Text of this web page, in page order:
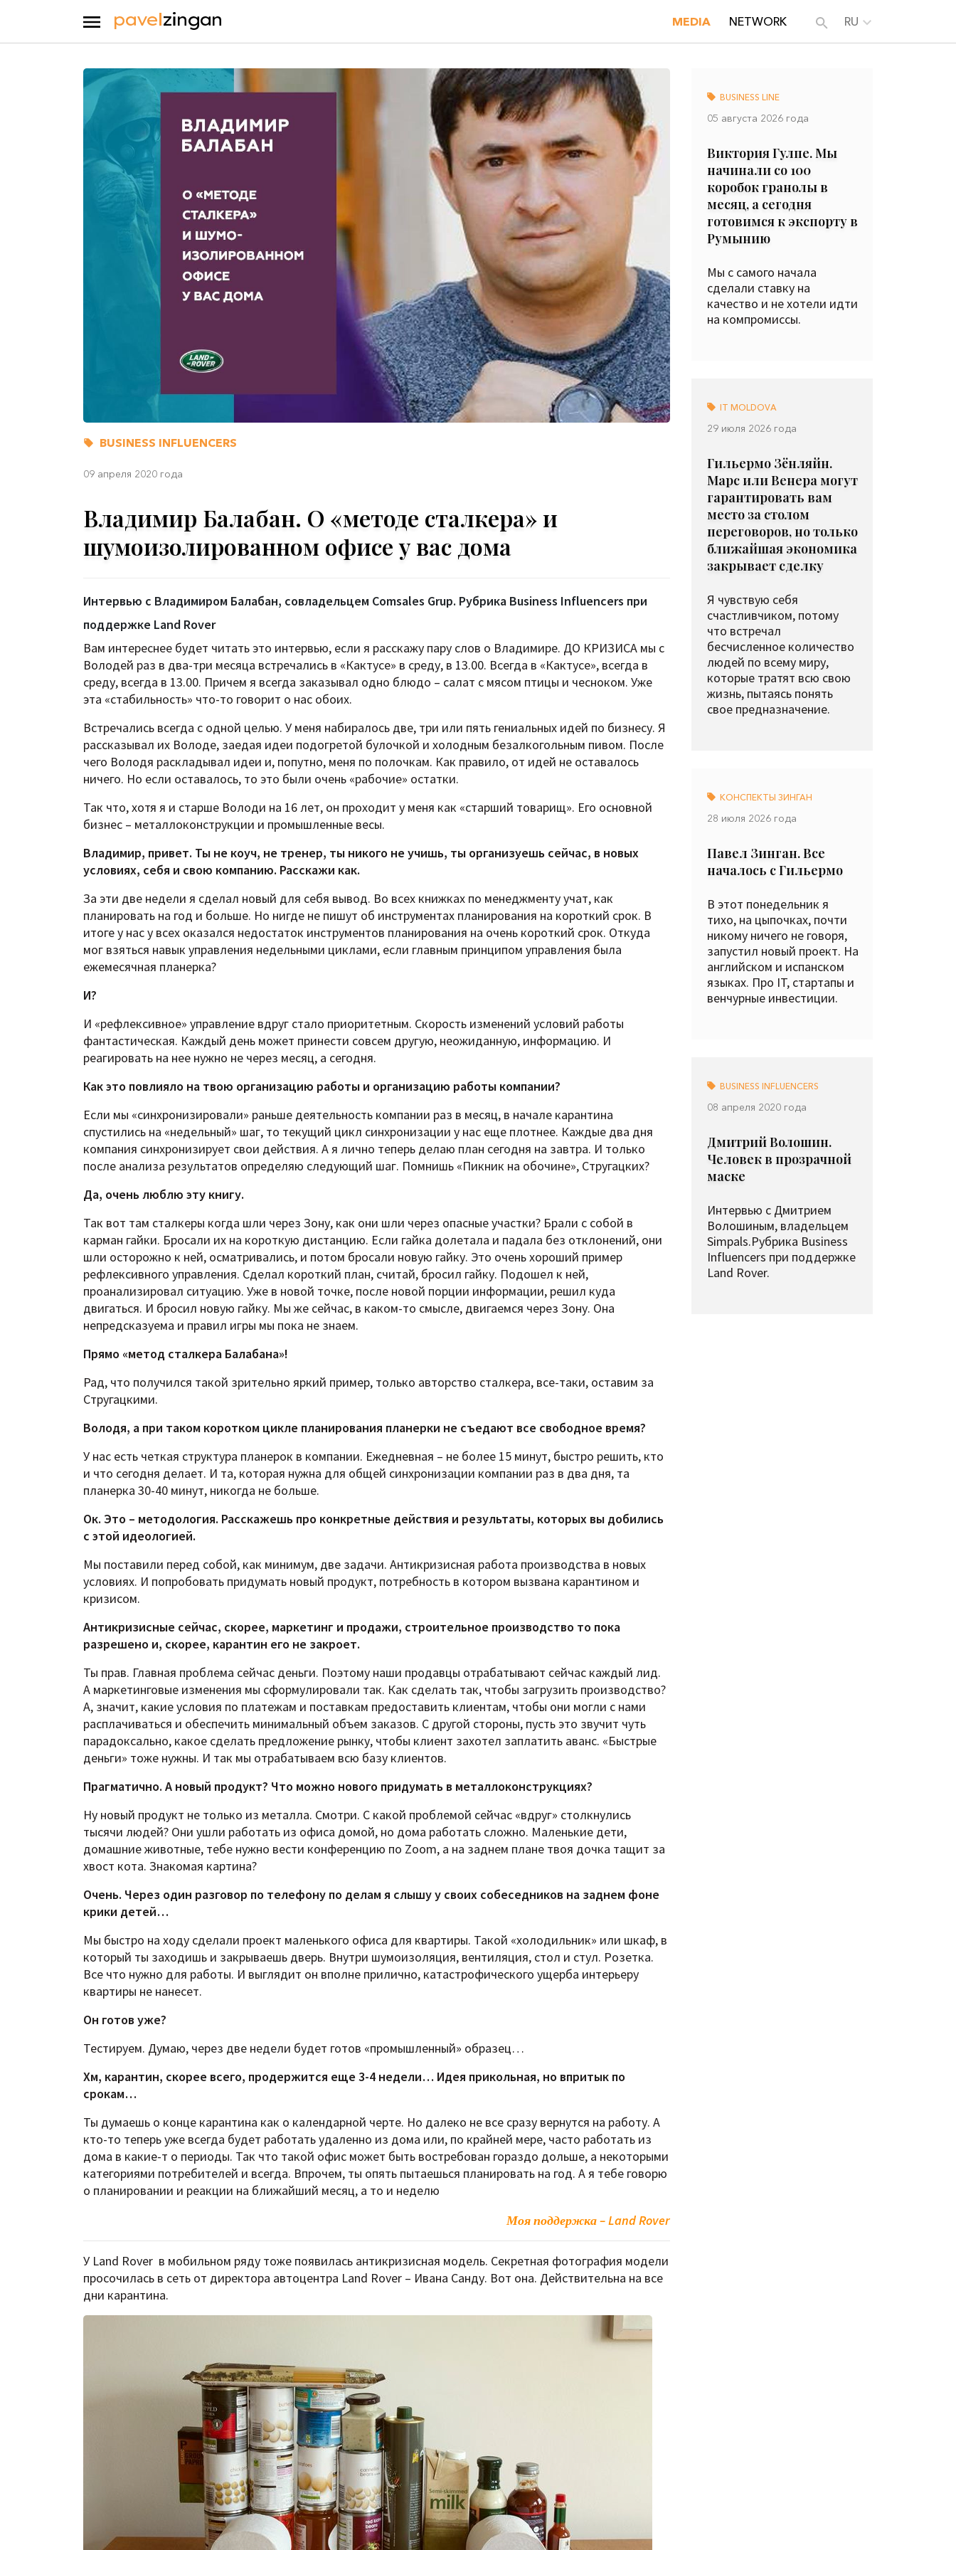
MEDIA NETWORK RU
BUSINESS INFLUENCERS
09 апреля 2020 года
Владимир Балабан. О «методе сталкера» и
шумоизолированном офисе у вас дома
Интервью с Владимиром Балабан, совладельцем Comsales Grup. Рубрика Business Influencers при
поддержке Land Rover
Вам интереснее будет читать это интервью, если я расскажу пару слов о Владимире. ДО КРИЗИСА мы с
Володей раз в два-три месяца встречались в «Кактусе» в среду, в 13.00. Всегда в «Кактусе», всегда в
среду, всегда в 13.00. Причем я всегда заказывал одно блюдо – салат с мясом птицы и чесноком. Уже
эта «стабильность» что-то говорит о нас обоих.
Встречались всегда с одной целью. У меня набиралось две, три или пять гениальных идей по бизнесу. Я
рассказывал их Володе, заедая идеи подогретой булочкой и холодным безалкогольным пивом. После
чего Володя раскладывал идеи и, попутно, меня по полочкам. Как правило, от идей не оставалось
ничего. Но если оставалось, то это были очень «рабочие» остатки.
Так что, хотя я и старше Володи на 16 лет, он проходит у меня как «старший товарищ». Его основной
бизнес – металлоконструкции и промышленные весы.
Владимир, привет. Ты не коуч, не тренер, ты никого не учишь, ты организуешь сейчас, в новых
условиях, себя и свою компанию. Расскажи как.
За эти две недели я сделал новый для себя вывод. Во всех книжках по менеджменту учат, как
планировать на год и больше. Но нигде не пишут об инструментах планирования на короткий срок. В
итоге у нас у всех оказался недостаток инструментов планирования на очень короткий срок. Откуда
мог взяться навык управления недельными циклами, если главным принципом управления была
ежемесячная планерка?
И?
И «рефлексивное» управление вдруг стало приоритетным. Скорость изменений условий работы
фантастическая. Каждый день может принести совсем другую, неожиданную, информацию. И
реагировать на нее нужно не через месяц, а сегодня.
Как это повлияло на твою организацию работы и организацию работы компании?
Если мы «синхронизировали» раньше деятельность компании раз в месяц, в начале карантина
спустились на «недельный» шаг, то текущий цикл синхронизации у нас еще плотнее. Каждые два дня
компания синхронизирует свои действия. А я лично теперь делаю план сегодня на завтра. И только
после анализа результатов определяю следующий шаг. Помнишь «Пикник на обочине», Стругацких?
Да, очень люблю эту книгу.
Так вот там сталкеры когда шли через Зону, как они шли через опасные участки? Брали с собой в
карман гайки. Бросали их на короткую дистанцию. Если гайка долетала и падала без отклонений, они
шли осторожно к ней, осматривались, и потом бросали новую гайку. Это очень хороший пример
рефлексивного управления. Сделал короткий план, считай, бросил гайку. Подошел к ней,
проанализировал ситуацию. Уже в новой точке, после новой порции информации, решил куда
двигаться. И бросил новую гайку. Мы же сейчас, в каком-то смысле, двигаемся через Зону. Она
непредсказуема и правил игры мы пока не знаем.
Прямо «метод сталкера Балабана»!
Рад, что получился такой зрительно яркий пример, только авторство сталкера, все-таки, оставим за
Стругацкими.
Володя, а при таком коротком цикле планирования планерки не съедают все свободное время?
У нас есть четкая структура планерок в компании. Ежедневная – не более 15 минут, быстро решить, кто
и что сегодня делает. И та, которая нужна для общей синхронизации компании раз в два дня, та
планерка 30-40 минут, никогда не больше.
Ок. Это – методология. Расскажешь про конкретные действия и результаты, которых вы добились
с этой идеологией.
Мы поставили перед собой, как минимум, две задачи. Антикризисная работа производства в новых
условиях. И попробовать придумать новый продукт, потребность в котором вызвана карантином и
кризисом.
Антикризисные сейчас, скорее, маркетинг и продажи, строительное производство то пока
разрешено и, скорее, карантин его не закроет.
Ты прав. Главная проблема сейчас деньги. Поэтому наши продавцы отрабатывают сейчас каждый лид.
А маркетинговые изменения мы сформулировали так. Как сделать так, чтобы загрузить производство?
А, значит, какие условия по платежам и поставкам предоставить клиентам, чтобы они могли с нами
расплачиваться и обеспечить минимальный объем заказов. С другой стороны, пусть это звучит чуть
парадоксально, какое сделать предложение рынку, чтобы клиент захотел заплатить аванс. «Быстрые
деньги» тоже нужны. И так мы отрабатываем всю базу клиентов.
Прагматично. А новый продукт? Что можно нового придумать в металлоконструкциях?
Ну новый продукт не только из металла. Смотри. С какой проблемой сейчас «вдруг» столкнулись
тысячи людей? Они ушли работать из офиса домой, но дома работать сложно. Маленькие дети,
домашние животные, тебе нужно вести конференцию по Zoom, а на заднем плане твоя дочка тащит за
хвост кота. Знакомая картина?
Очень. Через один разговор по телефону по делам я слышу у своих собеседников на заднем фоне
крики детей…
Мы быстро на ходу сделали проект маленького офиса для квартиры. Такой «холодильник» или шкаф, в
который ты заходишь и закрываешь дверь. Внутри шумоизоляция, вентиляция, стол и стул. Розетка.
Все что нужно для работы. И выглядит он вполне прилично, катастрофического ущерба интерьеру
квартиры не нанесет.
Он готов уже?
Тестируем. Думаю, через две недели будет готов «промышленный» образец…
Хм, карантин, скорее всего, продержится еще 3-4 недели… Идея прикольная, но впритык по
срокам…
Ты думаешь о конце карантина как о календарной черте. Но далеко не все сразу вернутся на работу. А
кто-то теперь уже всегда будет работать удаленно из дома или, по крайней мере, часто работать из
дома в какие-т о периоды. Так что такой офис может быть востребован гораздо дольше, а некоторыми
категориями потребителей и всегда. Впрочем, ты опять пытаешься планировать на год. А я тебе говорю
о планировании и реакции на ближайший месяц, а то и неделю
Моя поддержка – Land Rover
У Land Rover в мобильном ряду тоже появилась антикризисная модель. Секретная фотография модели
просочилась в сеть от директора автоцентра Land Rover – Ивана Санду. Вот она. Действительна на все
дни карантина.
BUSINESS LINE
05 августа 2026 года
Виктория Гулпе. Мы
начинали со 100
коробок гранолы в
месяц, а сегодня
готовимся к экспорту в
Румынию
Мы с самого начала
сделали ставку на
качество и не хотели идти
на компромиссы.
IT MOLDOVA
29 июля 2026 года
Гильермо Зёнляйн.
Марс или Венера могут
гарантировать вам
место за столом
переговоров, но только
ближайшая экономика
закрывает сделку
Я чувствую себя
счастливчиком, потому
что встречал
бесчисленное количество
людей по всему миру,
которые тратят всю свою
жизнь, пытаясь понять
свое предназначение.
КОНСПЕКТЫ ЗИНГАН
28 июля 2026 года
Павел Зинган. Все
началось с Гильермо
В этот понедельник я
тихо, на цыпочках, почти
никому ничего не говоря,
запустил новый проект. На
английском и испанском
языках. Про IT, стартапы и
венчурные инвестиции.
BUSINESS INFLUENCERS
08 апреля 2020 года
Дмитрий Волошин.
Человек в прозрачной
маске
Интервью с Дмитрием
Волошиным, владельцем
Simpals.Рубрика Business
Influencers при поддержке
Land Rover.